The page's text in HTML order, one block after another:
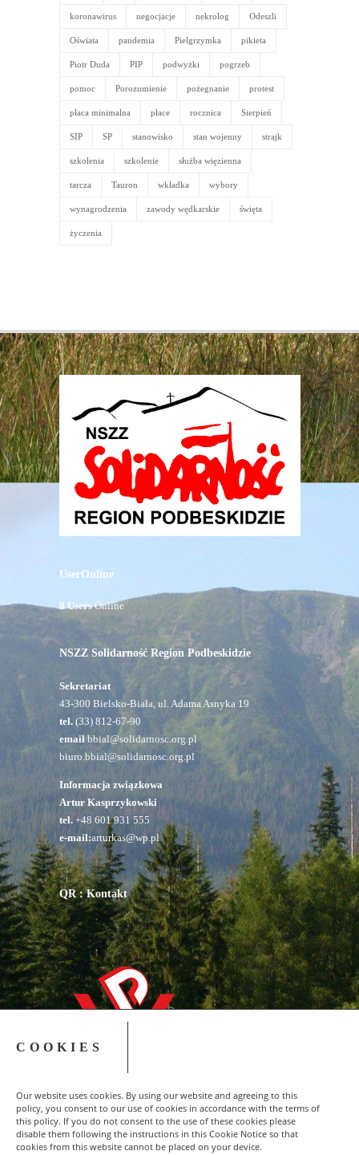
COOKIES
Our website uses cookies. By using our website and agreeing to this
policy, you consent to our use of cookies in accordance with the terms of
this policy. If you do not consent to the use of these cookies please
disable them following the instructions in this Cookie Notice so that
cookies from this website cannot be placed on your device.
koronawirus negocjacje nekrolog Odeszli
Oświata pandemia Pielgrzymka pikieta
Piotr Duda PIP podwyżki pogrzeb
pomoc Porozumienie pożegnanie protest
płaca minimalna płace rocznica Sierpień
SIP SP stanowisko stan wojenny strajk
szkolenia szkolenie służba więzienna
tarcza Tauron wkładka wybory
wynagrodzenia zawody wędkarskie święta
życzenia
UserOnline
8 UsersOnline
NSZZ Solidarność Region Podbeskidzie
Sekretariat
43-300 Bielsko-Biała, ul. Adama Asnyka 19
tel.(33) 812-67-90
emailbbial@solidarnosc.org.pl
biuro.bbial@solidarnosc.org.pl
Informacja związkowa
Artur Kasprzykowski
tel.+48 601 931 555
e-mail:arturkas@wp.pl
QR : Kontakt